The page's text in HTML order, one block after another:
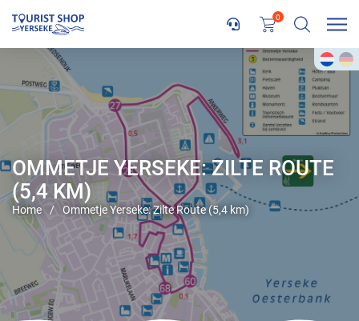
0
OMMETJE YERSEKE: ZILTE ROUTE
(5,4 KM)
Home / Ommetje Yerseke: Zilte Route (5,4 km)